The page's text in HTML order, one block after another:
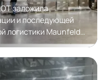
заложила
и последующей
логистики Maunfeld